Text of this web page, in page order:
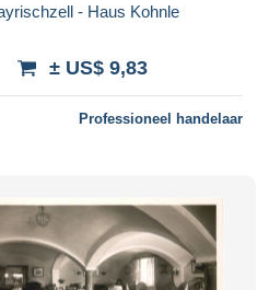
- Haus Kohnle
± US$ 9,83
Professioneel handelaar